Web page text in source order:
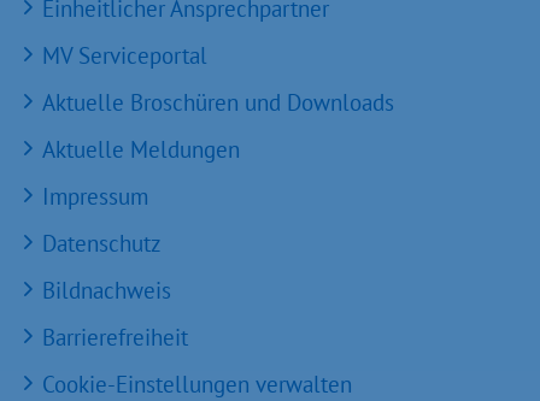
Einheitlicher Ansprechpartner
MV Serviceportal
Aktuelle Broschüren und Downloads
Aktuelle Meldungen
Impressum
Datenschutz
Bildnachweis
Barrierefreiheit
Cookie-Einstellungen verwalten